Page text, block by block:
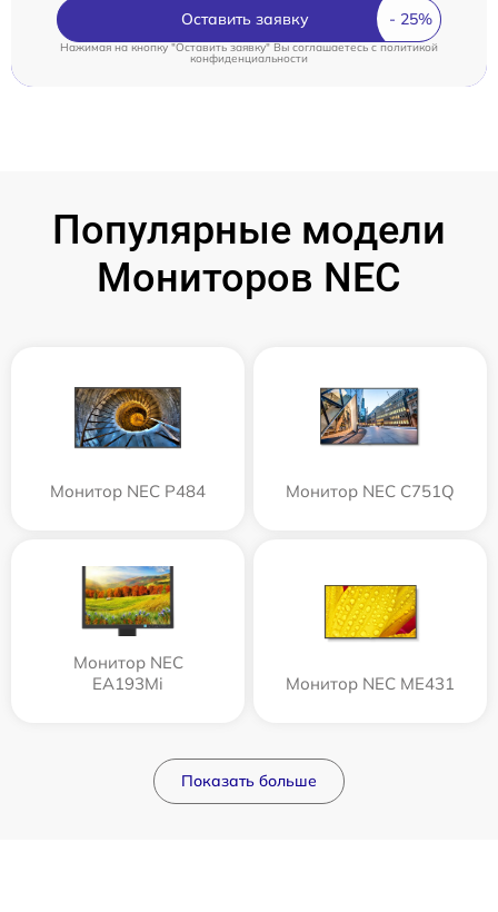
Оставить заявку
Нажимая на кнопку "Оставить заявку" Вы соглашаетесь cполитикой
конфиденциальности
Популярные модели
Мониторов NEC
Монитор NEC P484 Монитор NEC C751Q
Монитор NEC
EA193Mi
Монитор NEC ME431
Показать больше